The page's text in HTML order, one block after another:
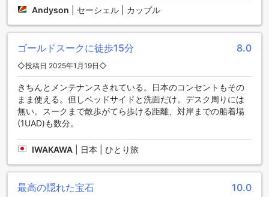
に接続して情報を検索したり、SNSで旅の思い出をシェアし
たりすることができます。また、指定の喫煙エリアも設けら
れており、喫煙者の方も快適に過ごすことができます。全客
室で無料のWi-Fiが提供されており、快適なインターネット環
境をお楽しみいただけます。荷物預かりやデイリーハウスキ
ーピングも行っており、滞在中のお部屋の清潔さと整理整頓
を保つことができます。
便利な交通施設を備えたカールトン タワー ホテル
カールトン タワー ホテルは、ドバイでの滞在を快適にするた
めに、さまざまな交通施設を提供しています。まず、空港へ
の送迎サービスがありますので、到着時や出発時に便利に利
用することができます。また、観光ツアーの手配もお任せく
ださい。ホテルのスタッフが最適なツアーをご案内いたしま
す。
Andyson セーシェル | カップル
ゴールドスークに徒歩15分 8.0
◇投稿日 2025年1月19日◇
きちんとメンテナンスされている。日本のコンセントもその
まま使える。但しベッドサイドと洗面だけ。デスク周りには
無い。スークまで散歩がてら歩ける距離、対岸までの船着場
(1UAD)も数分。
IWAKAWA 日本 | ひとり旅
最高の隠れた宝石 10.0